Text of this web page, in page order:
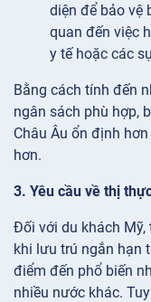
diện để bảo vệ
quan đến việc
y tế hoặc các
Bằng cách tính đến
ngân sách phù hợp,
Châu Âu ổn định
hơn.
3. Yêu cầu về thị
Đối với du khách
khi lưu trú ngắn hạn
điểm đến phổ biến
nhiều nước khác.